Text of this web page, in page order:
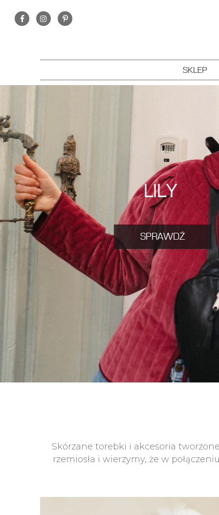
SKLEP
LILY
SPRAWDŹ
Skórzane torebki i akcesoria
rzemiosła i wierzymy, że w